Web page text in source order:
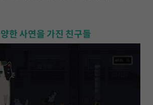
한 사연을 가진 친구들